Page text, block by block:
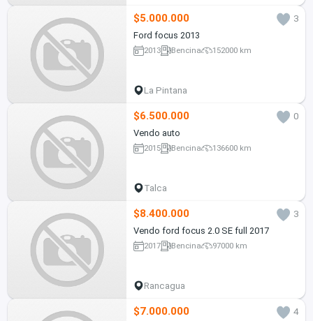
$5.000.000
3
Ford focus 2013
2013 Bencina 152000 km
La Pintana
$6.500.000
0
Vendo auto
2015 Bencina 136600 km
Talca
$8.400.000
3
Vendo ford focus 2.0 SE full 2017
2017 Bencina 97000 km
Rancagua
$7.000.000
4